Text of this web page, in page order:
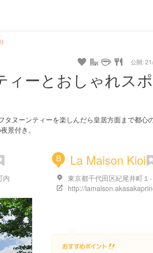
公開:
ィーとおしゃれスポ
ヌーンティーを楽しんだら皇居方面まで都心
景付き。
内
B La Maison Kioi